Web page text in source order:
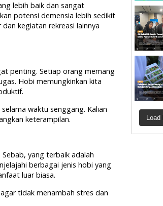
lebih baik dan sangat
potensi demensia lebih sedikit
kegiatan rekreasi lainnya
penting. Setiap orang memang
Hobi memungkinkan kita
waktu senggang. Kalian
keterampilan.
yang terbaik adalah
berbagai jenis hobi yang
luar biasa.
tidak menambah stres dan
Load